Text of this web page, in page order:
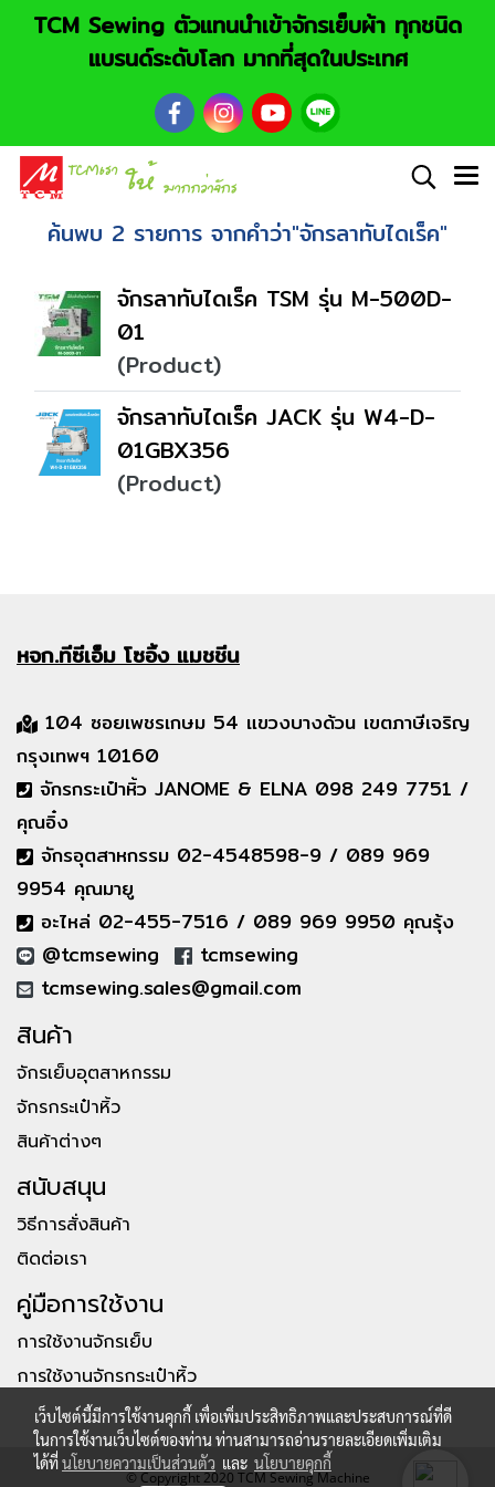
TCM Sewing ตัวแทนนำเข้าจักรเย็บผ้า ทุกชนิด
แบรนด์ระดับโลก มากที่สุดในประเทศ
ค้นพบ 2 รายการ จากคำว่า"จักรลาทับไดเร็ค"
จักรลาทับไดเร็ค TSM รุ่น M-500D-
01
(Product)
จักรลาทับไดเร็ค JACK รุ่น W4-D-
01GBX356
(Product)
หจก.ทีซีเอ็มโซอิ้ง แมชชีน
104 ซอยเพชรเกษม 54 แขวงบางด้วน เขตภาษีเจริญ
กรุงเทพฯ 10160
จักรกระเป๋าหิ้ว JANOME & ELNA 098 249 7751 /
คุณอิ๋ง
จักรอุตสาหกรรม 02-4548598-9 / 089 969
9954 คุณมายู
อะไหล่ 02-455-7516 / 089 969 9950 คุณรุ้ง
@tcmsewing
tcmsewing
tcmsewing.sales@gmail.com
สินค้า
จักรเย็บอุตสาหกรรม
จักรกระเป๋าหิ้ว
สินค้าต่างๆ
สนับสนุน
วิธีการสั่งสินค้า
ติดต่อเรา
คู่มือการใช้งาน
การใช้งานจักรเย็บ
การใช้งานจักรกระเป๋าหิ้ว
© Copyright 2020 TCM Sewing Machine
เว็บไซต์นี้มีการใช้งานคุกกี้ เพื่อเพิ่มประสิทธิภาพและประสบการณ์ที่ดี
ในการใช้งานเว็บไซต์ของท่าน ท่านสามารถอ่านรายละเอียดเพิ่มเติม
ได้ที่นโยบายความเป็นส่วนตัว และ นโยบายคุกกี้